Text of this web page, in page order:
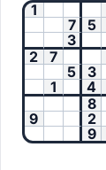
1
7
5
3
2
7
5
3
1
4
8
9
2
9